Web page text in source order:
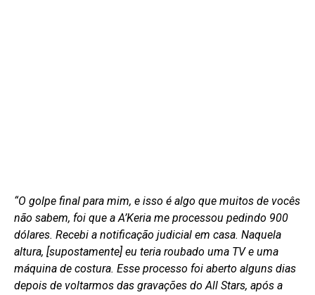
“O golpe final para mim, e isso é algo que muitos de vocês
não sabem, foi que a A’Keria me processou pedindo 900
dólares. Recebi a notificação judicial em casa. Naquela
altura, [supostamente] eu teria roubado uma TV e uma
máquina de costura. Esse processo foi aberto alguns dias
depois de voltarmos das gravações do All Stars, após a